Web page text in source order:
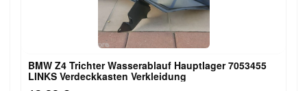
BMW Z4 Trichter Wasserablauf Hauptlager 7053455
LINKS Verdeckkasten Verkleidung